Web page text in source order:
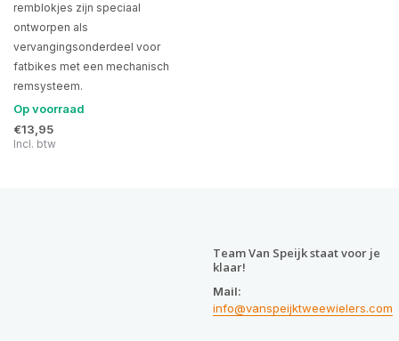
remblokjes zijn speciaal
ontworpen als
vervangingsonderdeel voor
fatbikes met een mechanisch
remsysteem.
Op voorraad
€13,95
Incl. btw
Team Van Speijk staat voor je
klaar!
Mail:
info@vanspeijktweewielers.com